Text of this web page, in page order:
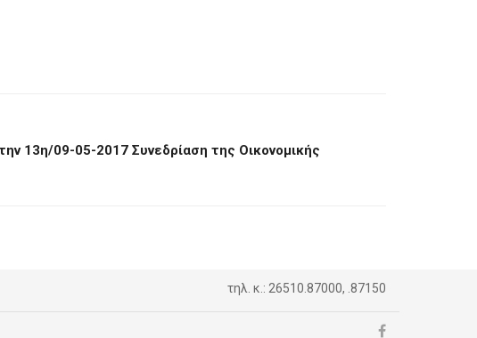
13η/09-05-2017 Συνεδρίαση της Οικονομικής
τηλ. κ.: 26510.87000, .87150